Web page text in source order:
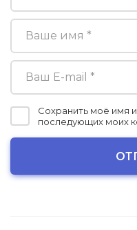
Сохранить моё имя
последующих моих